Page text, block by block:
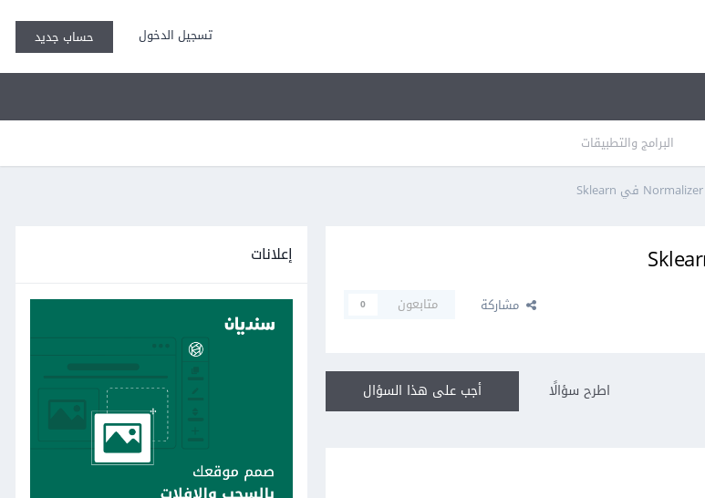
تسجيل الدخول حساب جديد
البرامج والتطبيقات
مشاركة متابعون 0
أجب على هذا السؤال اطرح سؤالًا
إعلانات